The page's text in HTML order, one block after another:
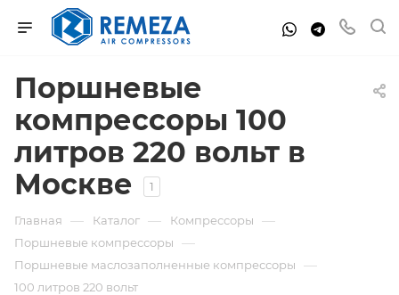
Поршневые
компрессоры 100
литров 220 вольт в
Москве
1
Главная — Каталог — Компрессоры —
Поршневые компрессоры —
Поршневые маслозаполненные компрессоры —
100 литров 220 вольт